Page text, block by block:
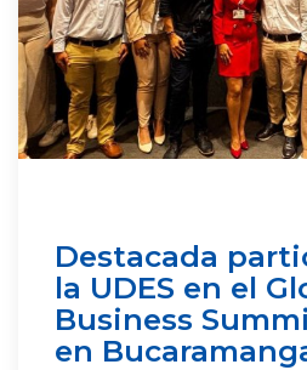
Destacada
la UDES en el
Business
en